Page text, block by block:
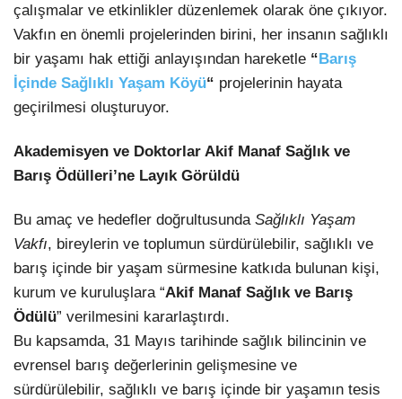
çalışmalar ve etkinlikler düzenlemek olarak öne çıkıyor.
Vakfın en önemli projelerinden birini, her insanın sağlıklı
bir yaşamı hak ettiği anlayışından hareketle “Barış
İçinde Sağlıklı Yaşam Köyü“ projelerinin hayata
geçirilmesi oluşturuyor.
Akademisyen ve Doktorlar Akif Manaf Sağlık ve
Barış Ödülleri’ne Layık Görüldü
Bu amaç ve hedefler doğrultusunda Sağlıklı Yaşam
Vakfı, bireylerin ve toplumun sürdürülebilir, sağlıklı ve
barış içinde bir yaşam sürmesine katkıda bulunan kişi,
kurum ve kuruluşlara “Akif Manaf Sağlık ve Barış
Ödülü” verilmesini kararlaştırdı.
Bu kapsamda, 31 Mayıs tarihinde sağlık bilincinin ve
evrensel barış değerlerinin gelişmesine ve
sürdürülebilir, sağlıklı ve barış içinde bir yaşamın tesis